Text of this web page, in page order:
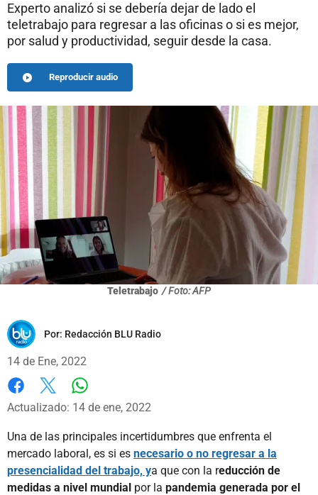
Experto analizó si se debería dejar de lado el
teletrabajo para regresar a las oficinas o si es mejor,
por salud y productividad, seguir desde la casa.
Reproducir audio
Teletrabajo / Foto: AFP
Por: Redacción BLU Radio
14 de Ene, 2022
Facebook
X
Actualizado: 14 de ene, 2022
Una de las principales incertidumbres que enfrenta el
mercado laboral, es si es necesario o no regresar a la
presencialidad del trabajo, ya que con la reducción de
medidas a nivel mundial por la pandemia generada por el